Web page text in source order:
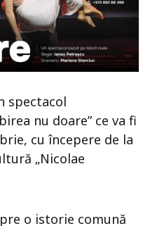
spectacol
nu doare” ce va fi
cu începere de la
„Nicolae
o istorie comună